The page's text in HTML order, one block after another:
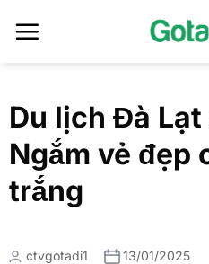
Du lịch Đà Lạt
Ngắm vẻ đẹp
trắng
13/01/2025
ctvgotadi1